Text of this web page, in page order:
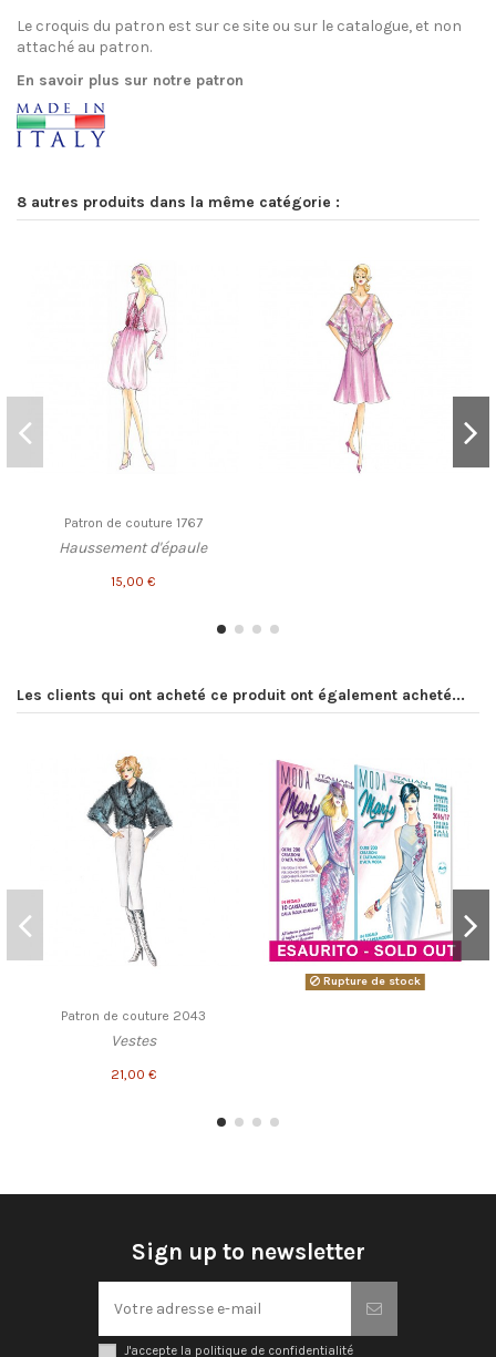
Le croquis du patron est sur ce site ou sur le catalogue, et non
attaché au patron.
En savoir plus sur notre patron
8 autres produits dans la même catégorie :
Patron de couture 1767
Haussement d'épaule
15,00 €
Les clients qui ont acheté ce produit ont également acheté...
Patron de couture 2043
Vestes
21,00 €
Rupture de stock
Sign up to newsletter
J'accepte la politique de confidentialité